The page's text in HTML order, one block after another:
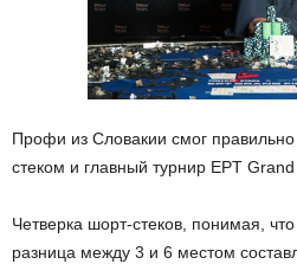
Профи из Словакии смог правильно
стеком и главный турнир EPT
Четверка шорт-стеков, понимая,
разница между 3 и 6 местом